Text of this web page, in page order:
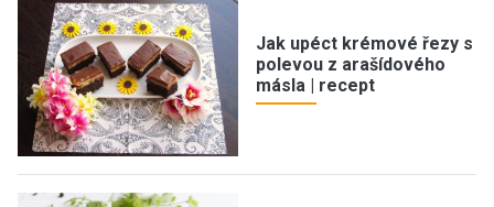
Jak upéct krémové řezy s
polevou z arašídového
másla | recept